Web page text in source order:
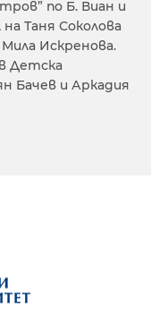
по Б. Виан и
Таня Соколова
Мила Искренова.
Детска
Бачев и Аркадия